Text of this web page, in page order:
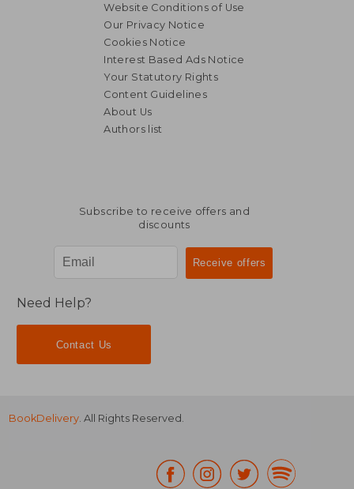
Website Conditions of Use
Our Privacy Notice
Cookies Notice
Interest Based Ads Notice
Your Statutory Rights
Content Guidelines
About Us
Authors list
Subscribe to receive offers and
discounts
Need Help?
Contact Us
BookDelivery. All Rights Reserved.